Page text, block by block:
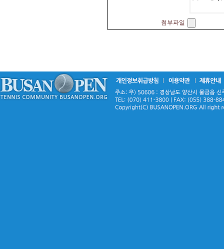
첨부파일